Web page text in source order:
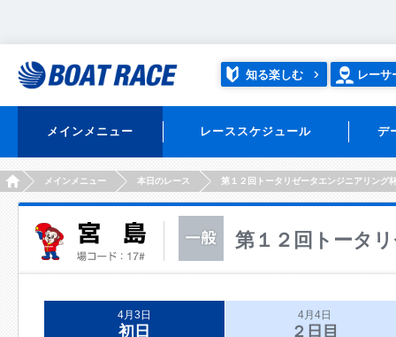
知る楽しむ レーサ
メインメニュー レーススケジュール デ
HOMEメインメニュー 本日のレース 第１２回トータリゼータエンジニアリング
第１２回トータ
4月3日
初日
4月4日
２日目